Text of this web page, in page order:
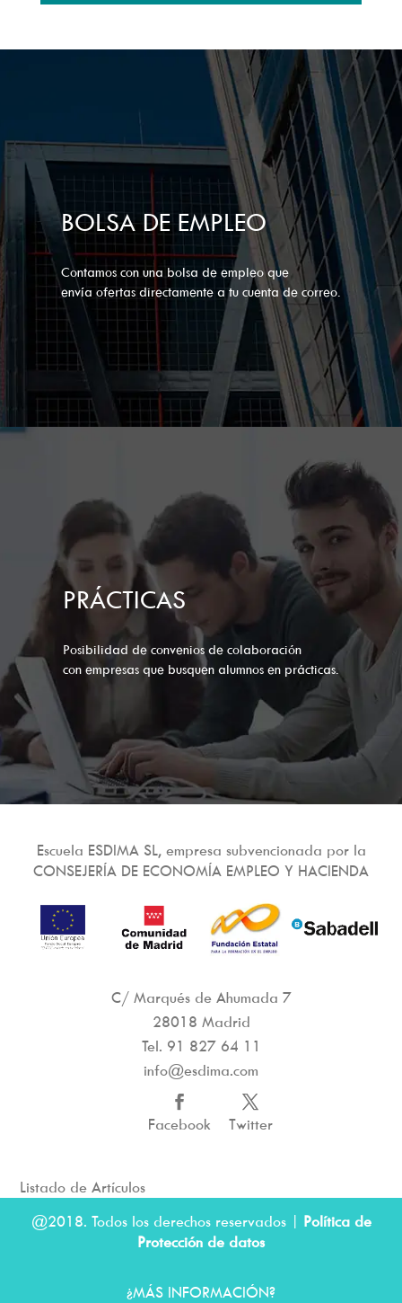
BOLSA DE EMPLEO
Contamos con una bolsa de empleo que
envía ofertas directamente a tu cuenta de correo.
PRÁCTICAS
Posibilidad de convenios de colaboración
con empresas que busquen alumnos en prácticas.
¿MÁS INFORMACIÓN?
Escuela ESDIMA SL, empresa subvencionada por la
CONSEJERÍA DE ECONOMÍA EMPLEO Y HACIENDA
C/ Marqués de Ahumada 7
28018 Madrid
Tel. 91 827 64 11
info@esdima.com
Facebook Twitter
Listado de Artículos
@2018. Todos los derechos reservados | Política de
Protección de datos